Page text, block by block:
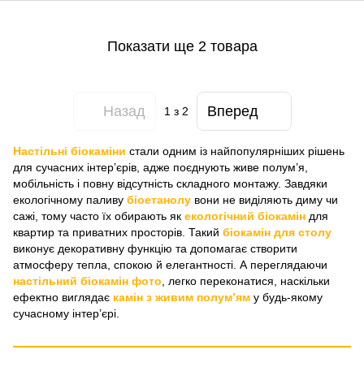
Показати ще 2 товара
Назад 1 з 2 Вперед
Настільні біокаміни стали одним із найпопулярніших рішень
для сучасних інтер’єрів, адже поєднують живе полум’я,
мобільність і повну відсутність складного монтажу. Завдяки
екологічному паливу біоетанолу вони не виділяють диму чи
сажі, тому часто їх обирають як екологічний біокамін для
квартир та приватних просторів. Такий біокамін для столу
виконує декоративну функцію та допомагає створити
атмосферу тепла, спокою й елегантності. А переглядаючи
настільний біокамін фото , легко переконатися, наскільки
ефектно виглядає камін з живим полум’ям у будь-якому
сучасному інтер’єрі.